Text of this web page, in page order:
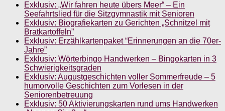
Exklusiv: „Wir fahren heute übers Meer“ – Ein
Seefahrtslied für die Sitzgymnastik mit Senioren
Exklusiv: Biografiekarten zu Gerichten „Schnitzel mit
Bratkartoffeln”
Exklusiv: Erzählkartenpaket “Erinnerungen an die 70er-
Jahre”
Exklusiv: Wörterbingo Handwerken – Bingokarten in 3
Schwierigkeitsgraden
Exklusiv: Augustgeschichten voller Sommerfreude – 5
humorvolle Geschichten zum Vorlesen in der
Seniorenbetreuung
Exklusiv: 50 Aktivierungskarten rund ums Handwerken